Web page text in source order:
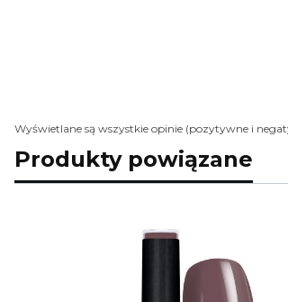
Wyświetlane są wszystkie opinie (pozytywne i
Produkty powiązane